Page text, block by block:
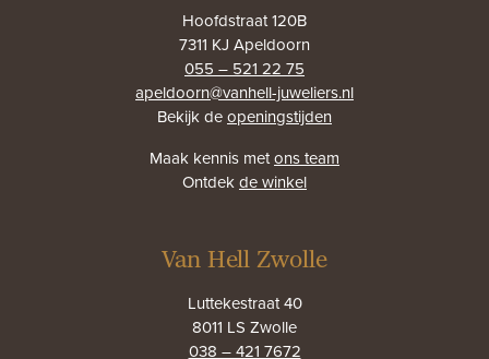
Hoofdstraat 120B
7311 KJ Apeldoorn
055 – 521 22 75
apeldoorn@vanhell-juweliers.nl
Bekijk deopeningstijden
Maak kennis metons team
Ontdekde winkel
Van Hell Zwolle
Luttekestraat 40
8011 LS Zwolle
038 – 421 7672